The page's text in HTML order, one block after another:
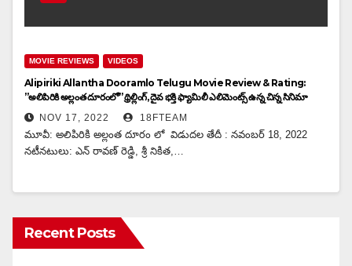
MOVIE REVIEWS VIDEOS
Alipiriki Allantha Dooramlo Telugu Movie Review & Rating:
”అలిపిరికి అల్లంత దూరంలో” థ్రిల్లింగ్, దైవ భక్తి ఫ్యామిలీ ఎలిమెంట్స్ ఉన్న చిన్న సినిమా
NOV 17, 2022 18FTEAM
మూవీ: అలిపిరికి అల్లంత దూరం లో విడుదల తేదీ : నవంబర్ 18, 2022
నటీనటులు: ఎన్ రావణ్ రెడ్డి, శ్రీ నికిత,…
Recent Posts